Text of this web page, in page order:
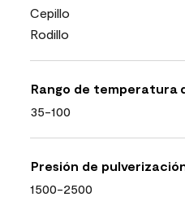
Cepillo
Rodillo
Rango de temperatura
35-100
Presión de
1500-2500